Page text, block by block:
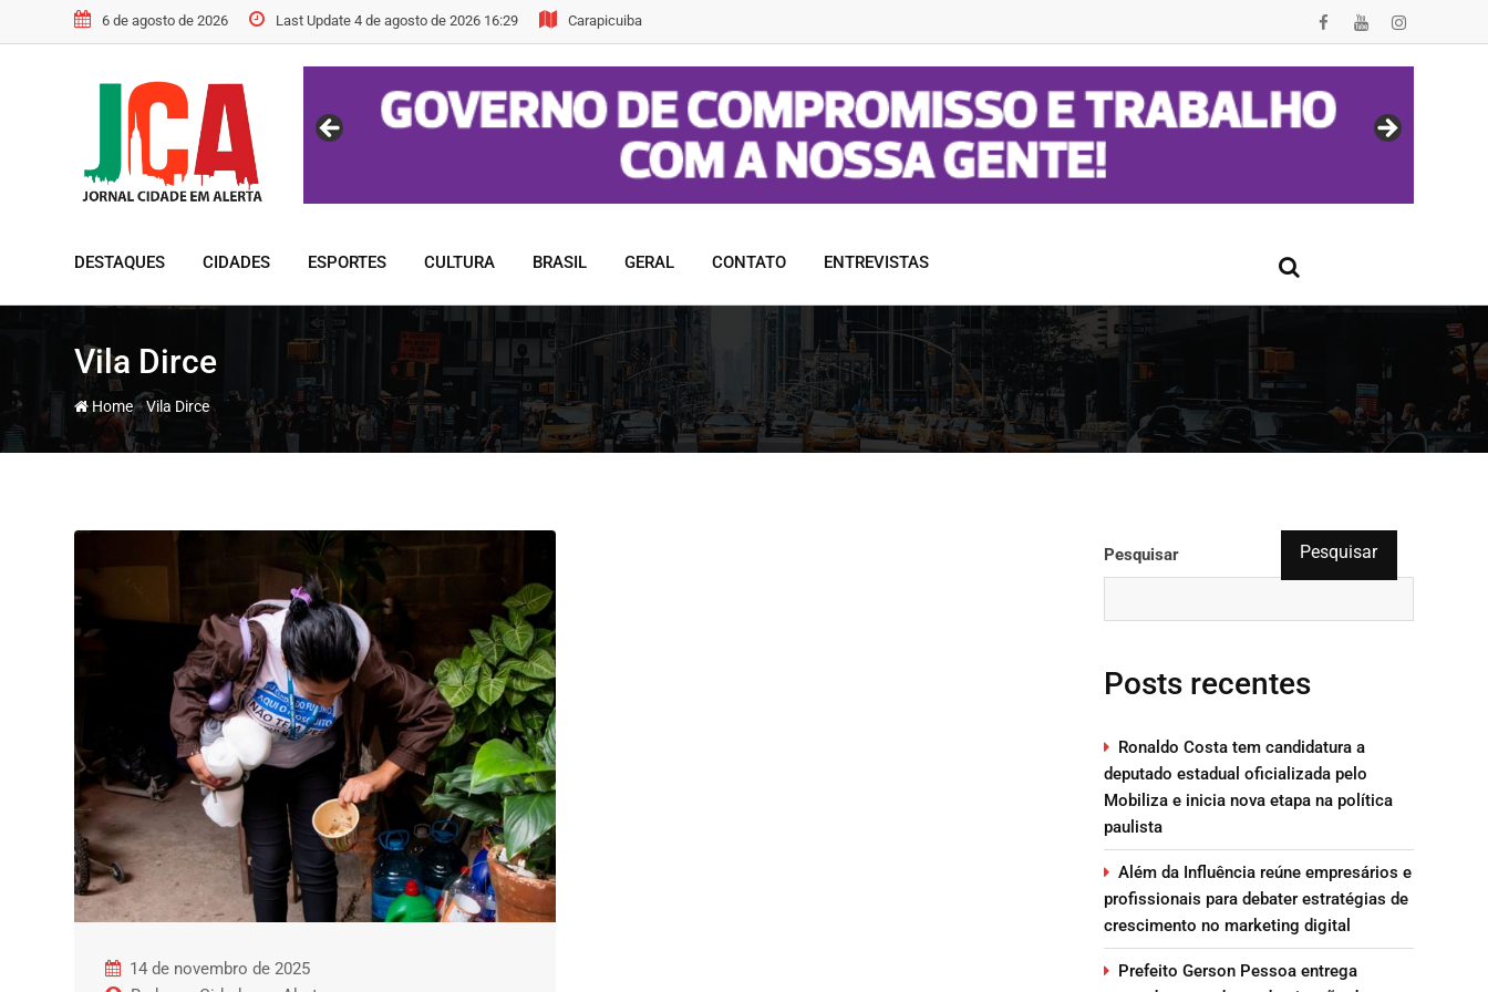
to
6 de agosto de 2026 Last Update 4 de agosto de 2026 16:29 Carapicuiba
DESTAQUES CIDADES ESPORTES CULTURA BRASIL GERAL CONTATO ENTREVISTAS
Vila Dirce
Home-Vila Dirce
14 de novembro de 2025
Pesquisar Pesquisar
Posts recentes
Ronaldo Costa tem candidatura a
deputado estadual oficializada pelo
Mobiliza e inicia nova etapa na política
paulista
Além da Influência reúne empresários e
profissionais para debater estratégias de
crescimento no marketing digital
Prefeito Gerson Pessoa entrega